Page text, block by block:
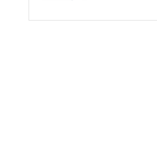
avec la grille dans